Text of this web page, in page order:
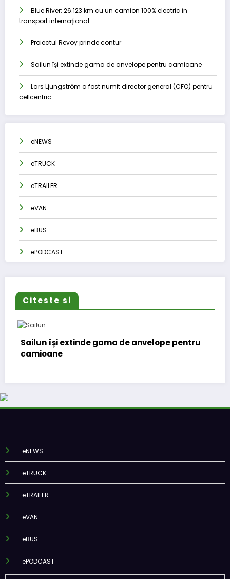
Blue River: 26.123 km cu un camion 100% electric în
transport internațional
Proiectul Revoy prinde contur
Sailun își extinde gama de anvelope pentru camioane
Lars Ljungström a fost numit director general (CFO) pentru
cellcentric
eNEWS
eTRUCK
eTRAILER
eVAN
eBUS
ePODCAST
Citeste si
Sailun își extinde gama de anvelope pentru
camioane
eNEWS
eTRUCK
eTRAILER
eVAN
eBUS
ePODCAST